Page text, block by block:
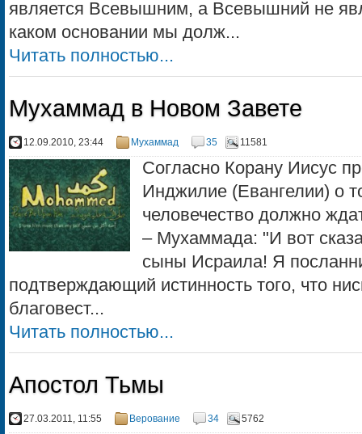
является Всевышним, а Всевышний не
каком основании мы долж...
Читать полностью...
Мухаммад в Новом Завете
12.09.2010, 23:44 Мухаммад 35 11581
Согласно Корану Иисус
Инджилие (Евангелии) о
человечество должно
– Мухаммада: "И вот
сыны Исраила! Я
подтверждающий истинность того, что
благовест...
Читать полностью...
Апостол Тьмы
27.03.2011, 11:55 Верование 34 5762